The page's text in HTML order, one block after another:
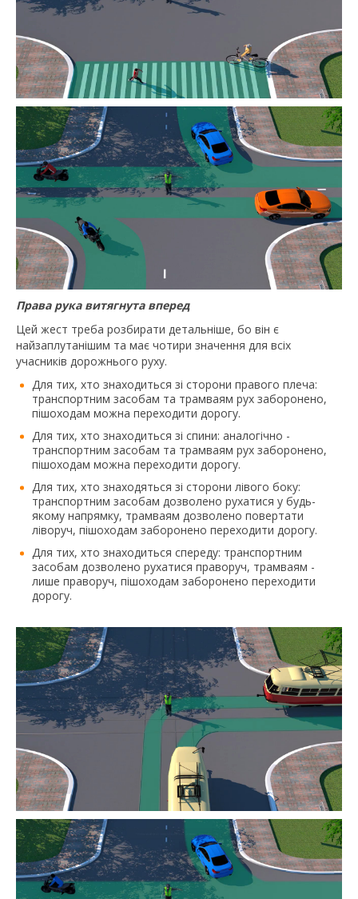
Права рука витягнута вперед
Цей жест треба розбирати детальніше, бо він є
найзаплутанішим та має чотири значення для всіх
учасників дорожнього руху.
Для тих, хто знаходиться зі сторони правого плеча:
транспортним засобам та трамваям рух заборонено,
пішоходам можна переходити дорогу.
Для тих, хто знаходиться зі спини: аналогічно -
транспортним засобам та трамваям рух заборонено,
пішоходам можна переходити дорогу.
Для тих, хто знаходяться зі сторони лівого боку:
транспортним засобам дозволено рухатися у будь-
якому напрямку, трамваям дозволено повертати
ліворуч, пішоходам заборонено переходити дорогу.
Для тих, хто знаходиться спереду: транспортним
засобам дозволено рухатися праворуч, трамваям -
лише праворуч, пішоходам заборонено переходити
дорогу.